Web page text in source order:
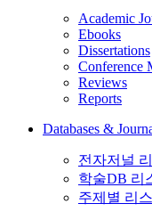
Academic
Ebooks
Dissertations
Conference
Reviews
Reports
Databases &
전자저널
학술DB 리
주제별 리